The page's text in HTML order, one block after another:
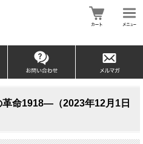
命1918―（2023年12月1日